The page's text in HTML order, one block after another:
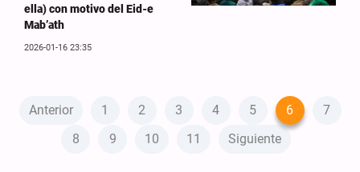
ella) con motivo del Eid-e
Mab’ath
2026-01-16 23:35
Anterior 1 2 3 4 5 6
7
8
9 10 11 Siguiente